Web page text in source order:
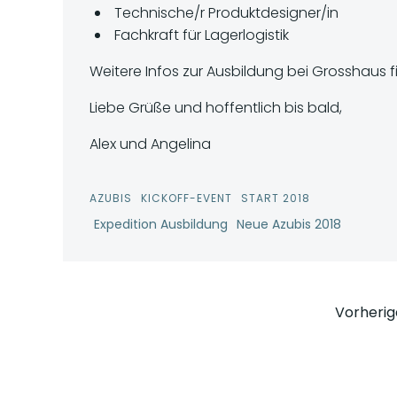
Technische/r Produktdesigner/in
Fachkraft für Lagerlogistik
Weitere Infos zur Ausbildung bei Grosshaus
Liebe Grüße und hoffentlich bis bald,
Alex und Angelina
AZUBIS KICKOFF-EVENT START 2018
Expedition Ausbildung Neue Azubis 2018